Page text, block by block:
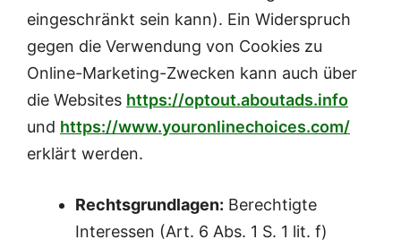
eingeschränkt sein kann). Ein Widerspruch
gegen die Verwendung von Cookies zu
Online-Marketing-Zwecken kann auch über
die Websites https://optout.aboutads.info
und https://www.youronlinechoices.com/
erklärt werden.
Rechtsgrundlagen: Berechtigte
Interessen (Art. 6 Abs. 1 S. 1 lit. f)